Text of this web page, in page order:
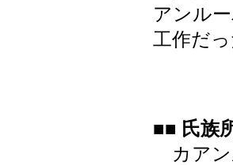
アンル
工作だ
■■ 氏族
カアン